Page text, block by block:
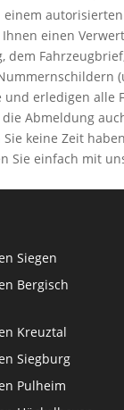
einen
dem
und erledigen
Abmeldung
keine Zeit
Sie einfach mit
Siegen
Bergisch
Kreuztal
Siegburg
Pulheim